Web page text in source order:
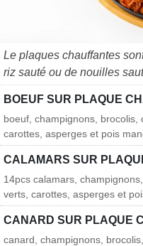
Le plaques chauffantes
riz sauté ou de nouilles
BOEUF SUR PLAQUE
boeuf, champignons, brocolis,
carottes, asperges et pois
CALAMARS SUR
14pcs calamars,
verts, carottes, asperges et
CANARD SUR PLAQUE
canard, champignons,